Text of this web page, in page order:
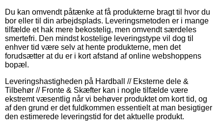
Du kan omvendt påtænke at få produkterne bragt til hvor du
bor eller til din arbejdsplads. Leveringsmetoden er i mange
tilfælde et hak mere bekostelig, men omvendt særdeles
smertefri. Den mindst kostelige leveringstype vil dog til
enhver tid være selv at hente produkterne, men det
forudsætter at du er i kort afstand af online webshoppens
bopæl.
Leveringshastigheden på Hardball // Eksterne dele &
Tilbehør // Fronte & Skæfter kan i nogle tilfælde være
ekstremt væsentlig når vi behøver produktet om kort tid, og
af den grund er det fuldkommen essentielt at man besigtiger
den estimerede leveringstid for det aktuelle produkt.